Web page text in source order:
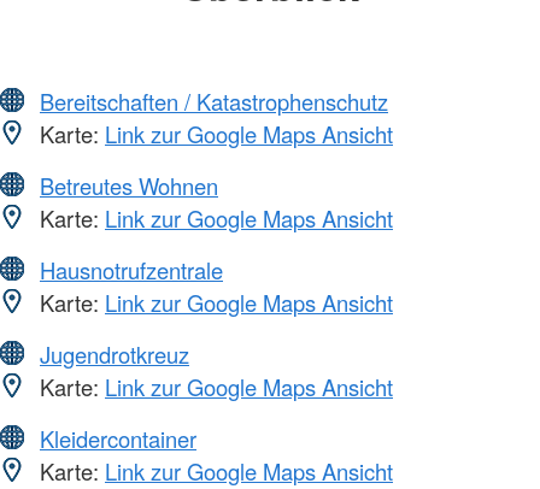
Bereitschaften / Katastrophenschutz
Karte: Link zur Google Maps Ansicht
Betreutes Wohnen
Karte: Link zur Google Maps Ansicht
Hausnotrufzentrale
Karte: Link zur Google Maps Ansicht
Jugendrotkreuz
Karte: Link zur Google Maps Ansicht
Kleidercontainer
Karte: Link zur Google Maps Ansicht